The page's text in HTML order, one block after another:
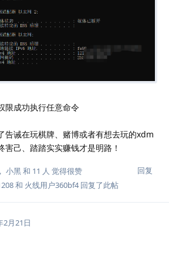
限成功执行任意命令
告诫在玩棋牌、赌博或者有想去玩的xdm
己、踏踏实实赚钱才是明路！
回复
， 小黑和 11 人 觉得很赞
和 火线用户360bf4回复了此帖
2月21日